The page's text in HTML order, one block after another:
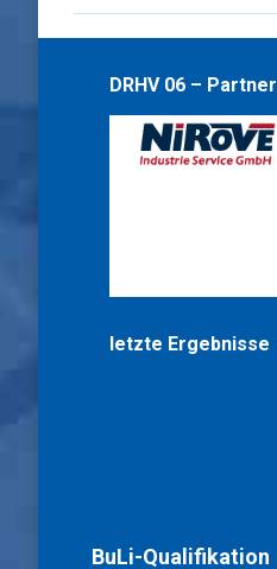
DRHV 06 – Partner
letzte Ergebnisse
BuLi-Qualifikation